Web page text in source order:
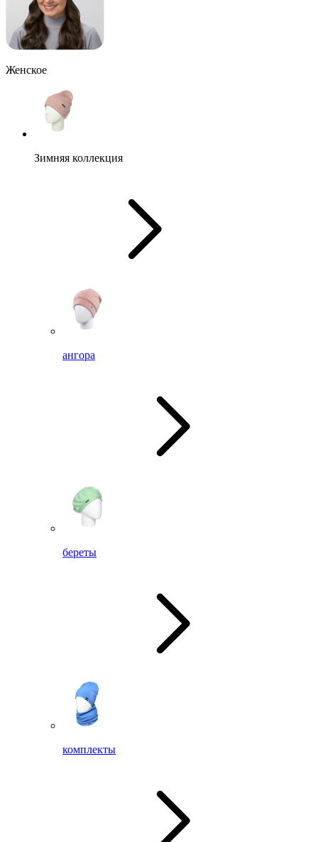
Женское
Зимняя коллекция
ангора
береты
комплекты